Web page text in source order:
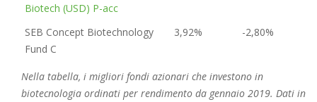
Biotech (USD) P-acc
SEB Concept Biotechnology
Fund C
3,92% -2,80%
Nella tabella, i migliori fondi azionari che investono in
biotecnologia ordinati per rendimento da gennaio 2019. Dati in